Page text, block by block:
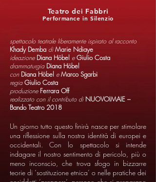
Performance in Silenzio
Teatro dei Fabbri
spettacolo teatrale liberamente ispirato al racconto
Khady Demba diMarie Ndiaye
ideazione Diana Höbel eGiulio Costa
drammaturgia Diana Höbel
con Diana Höbel eMarco Sgarbi
regiaGiulio Costa
produzione Ferrara Off
realizzato con il contributo di NUOVOIMAIE –
Bando Teatro 2018
Un giorno tutto questo finirà nasce per stimolare
una riflessione sulla nostra identità di europei e
occidentali. Con lo spettacolo si intende
indagare il nostro sentimento di pericolo, più o
meno inconscio, che trova sfogo in bizzarre
teorie di ‘sostituzione etnica’ o nelle pratiche dei